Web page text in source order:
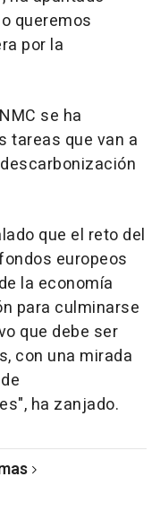
queremos
por la
se ha
tareas que van a
que el reto del
europeos
la economía
para culminarse
que debe ser
con una mirada
ha zanjado.